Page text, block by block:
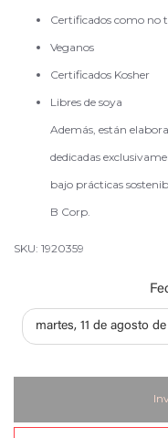
Certificados como no
Veganos
Certificados Kosher
Libres de soya
Además, están
dedicadas
bajo prácticas
B Corp.
SKU: 1920359